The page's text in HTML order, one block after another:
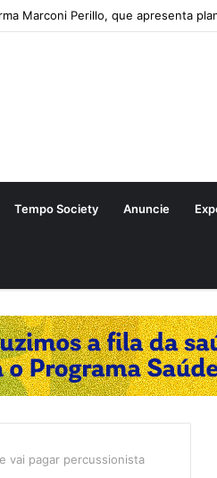
Marconi Perillo, que apresenta
Tempo Society Anuncie
vai pagar percussionista